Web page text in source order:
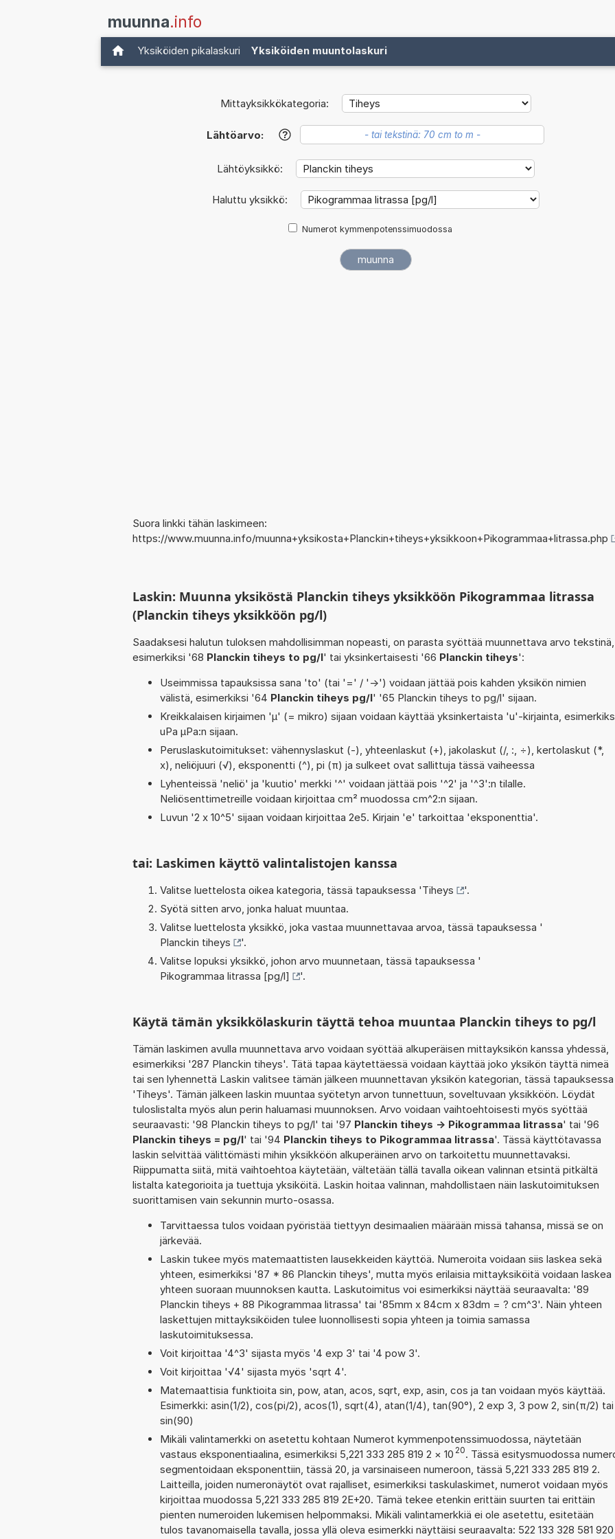
muunna.info
Yksiköiden pikalaskuri Yksiköiden muuntolaskuri
Mittayksikkökategoria:
Lähtöarvo: ?
Lähtöyksikkö:
Haluttu yksikkö:
Numerot kymmenpotenssimuodossa
Suora linkki tähän laskimeen:
https://www.muunna.info/muunna+yksikosta+Planckin+tiheys+yksikkoon+Pikogrammaa+litrassa.php
Laskin: Muunna yksiköstä Planckin tiheys yksikköön Pikogrammaa litrassa
(Planckin tiheys yksikköön pg/l)
Saadaksesi halutun tuloksen mahdollisimman nopeasti, on parasta syöttää muunnettava arvo tekstinä,
esimerkiksi '68 Planckin tiheys to pg/l' tai yksinkertaisesti '66 Planckin tiheys':
Useimmissa tapauksissa sana 'to' (tai '=' / '->') voidaan jättää pois kahden yksikön nimien
välistä, esimerkiksi '64 Planckin tiheys pg/l' '65 Planckin tiheys to pg/l' sijaan.
Kreikkalaisen kirjaimen 'µ' (= mikro) sijaan voidaan käyttää yksinkertaista 'u'-kirjainta,
uPa µPa:n sijaan.
Peruslaskutoimitukset: vähennyslaskut (-), yhteenlaskut (+), jakolaskut (/, :, ÷), kertolaskut (*,
x), neliöjuuri (√), eksponentti (^), pi (π) ja sulkeet ovat sallittuja tässä vaiheessa
Lyhenteissä 'neliö' ja 'kuutio' merkki '^' voidaan jättää pois '^2' ja '^3':n tilalle.
Neliösenttimetreille voidaan kirjoittaa cm² muodossa cm^2:n sijaan.
Luvun '2 x 10^5' sijaan voidaan kirjoittaa 2e5. Kirjain 'e' tarkoittaa 'eksponenttia'.
tai: Laskimen käyttö valintalistojen kanssa
Valitse luettelosta oikea kategoria, tässä tapauksessa 'Tiheys
'.
Syötä sitten arvo, jonka haluat muuntaa.
Valitse luettelosta yksikkö, joka vastaa muunnettavaa arvoa, tässä tapauksessa '
Planckin tiheys
'.
Valitse lopuksi yksikkö, johon arvo muunnetaan, tässä tapauksessa '
Pikogrammaa litrassa [pg/l]
'.
Käytä tämän yksikkölaskurin täyttä tehoa muuntaa Planckin tiheys to pg/l
Tämän laskimen avulla muunnettava arvo voidaan syöttää alkuperäisen mittayksikön kanssa yhdessä,
esimerkiksi '287 Planckin tiheys'. Tätä tapaa käytettäessä voidaan käyttää joko yksikön täyttä nimeä
tai sen lyhennettä Laskin valitsee tämän jälkeen muunnettavan yksikön kategorian, tässä tapauksessa
'Tiheys'. Tämän jälkeen laskin muuntaa syötetyn arvon tunnettuun, soveltuvaan yksikköön. Löydät
tuloslistalta myös alun perin haluamasi muunnoksen. Arvo voidaan vaihtoehtoisesti myös syöttää
seuraavasti: '98 Planckin tiheys to pg/l' tai '97 Planckin tiheys -> Pikogrammaa litrassa' tai '96
Planckin tiheys = pg/l' tai '94 Planckin tiheys to Pikogrammaa litrassa'. Tässä käyttötavassa
laskin selvittää välittömästi mihin yksikköön alkuperäinen arvo on tarkoitettu muunnettavaksi.
Riippumatta siitä, mitä vaihtoehtoa käytetään, vältetään tällä tavalla oikean valinnan etsintä pitkältä
listalta kategorioita ja tuettuja yksiköitä. Laskin hoitaa valinnan, mahdollistaen näin laskutoimituksen
suorittamisen vain sekunnin murto-osassa.
Tarvittaessa tulos voidaan pyöristää tiettyyn desimaalien määrään missä tahansa, missä se on
järkevää.
Laskin tukee myös matemaattisten lausekkeiden käyttöä. Numeroita voidaan siis laskea sekä
yhteen, esimerkiksi '87 * 86 Planckin tiheys', mutta myös erilaisia mittayksiköitä voidaan laskea
yhteen suoraan muunnoksen kautta. Laskutoimitus voi esimerkiksi näyttää seuraavalta: '89
Planckin tiheys + 88 Pikogrammaa litrassa' tai '85mm x 84cm x 83dm = ? cm^3'. Näin yhteen
laskettujen mittayksiköiden tulee luonnollisesti sopia yhteen ja toimia samassa
laskutoimituksessa.
Voit kirjoittaa '4^3' sijasta myös '4 exp 3' tai '4 pow 3'.
Voit kirjoittaa '√4' sijasta myös 'sqrt 4'.
Matemaattisia funktioita sin, pow, atan, acos, sqrt, exp, asin, cos ja tan voidaan myös käyttää.
Esimerkki: asin(1/2), cos(pi/2), acos(1), sqrt(4), atan(1/4), tan(90°), 2 exp 3, 3 pow 2, sin(π/2) tai
sin(90)
Mikäli valintamerkki on asetettu kohtaan Numerot kymmenpotenssimuodossa, näytetään
vastaus eksponentiaalina, esimerkiksi 5,221 333 285 819 2 × 10 20. Tässä esitysmuodossa
segmentoidaan eksponenttiin, tässä 20, ja varsinaiseen numeroon, tässä 5,221 333 285 819 2.
Laitteilla, joiden numeronäytöt ovat rajalliset, esimerkiksi taskulaskimet, numerot voidaan myös
kirjoittaa muodossa 5,221 333 285 819 2E+20. Tämä tekee etenkin erittäin suurten tai erittäin
pienten numeroiden lukemisen helpommaksi. Mikäli valintamerkkiä ei ole asetettu, esitetään
tulos tavanomaisella tavalla, jossa yllä oleva esimerkki näyttäisi seuraavalta: 522 133 328 581 920